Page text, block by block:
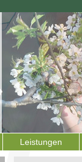
Leistungen